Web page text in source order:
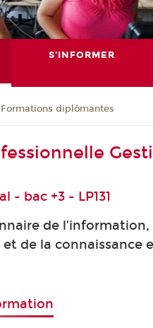
S'INFORMER
Formations diplômantes
- bac +3 - LP131
de l’information,
de la connaissance